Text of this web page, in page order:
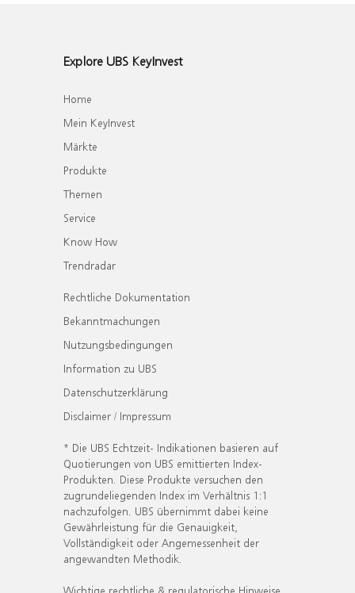
Explore UBS KeyInvest
Home
Mein KeyInvest
Märkte
Produkte
Themen
Service
Know How
Trendradar
Rechtliche Dokumentation
Bekanntmachungen
Nutzungsbedingungen
Information zu UBS
Datenschutzerklärung
Disclaimer / Impressum
* Die UBS Echtzeit- Indikationen basieren auf
Quotierungen von UBS emittierten Index-
Produkten. Diese Produkte versuchen den
zugrundeliegenden Index im Verhältnis 1:1
nachzufolgen. UBS übernimmt dabei keine
Gewährleistung für die Genauigkeit,
Vollständigkeit oder Angemessenheit der
angewandten Methodik.